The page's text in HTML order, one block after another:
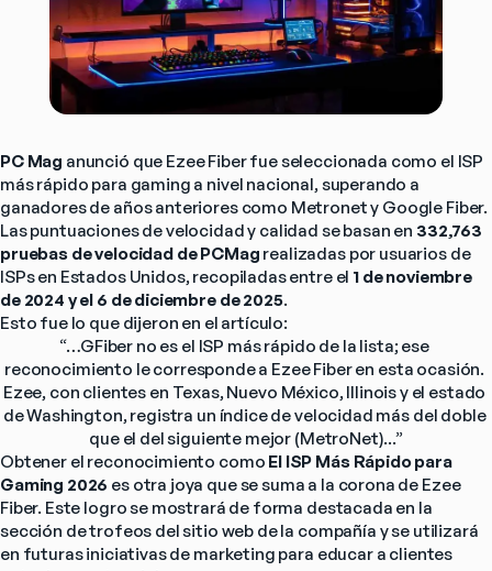
PC Mag anunció que Ezee Fiber fue seleccionada como el ISP
más rápido para gaming a nivel nacional, superando a
ganadores de años anteriores como Metronet y Google Fiber.
Las puntuaciones de velocidad y calidad se basan en 332,763
pruebas de velocidad de PCMag realizadas por usuarios de
ISPs en Estados Unidos, recopiladas entre el 1 de noviembre
de 2024 y el 6 de diciembre de 2025.
Esto fue lo que dijeron en el artículo:
“…GFiber no es el ISP más rápido de la lista; ese
reconocimiento le corresponde a Ezee Fiber en esta ocasión.
Ezee, con clientes en Texas, Nuevo México, Illinois y el estado
de Washington, registra un índice de velocidad más del doble
que el del siguiente mejor (MetroNet)...”
Obtener el reconocimiento como El ISP Más Rápido para
Gaming 2026 es otra joya que se suma a la corona de Ezee
Fiber. Este logro se mostrará de forma destacada en la
sección de trofeos del sitio web de la compañía y se utilizará
en futuras iniciativas de marketing para educar a clientes